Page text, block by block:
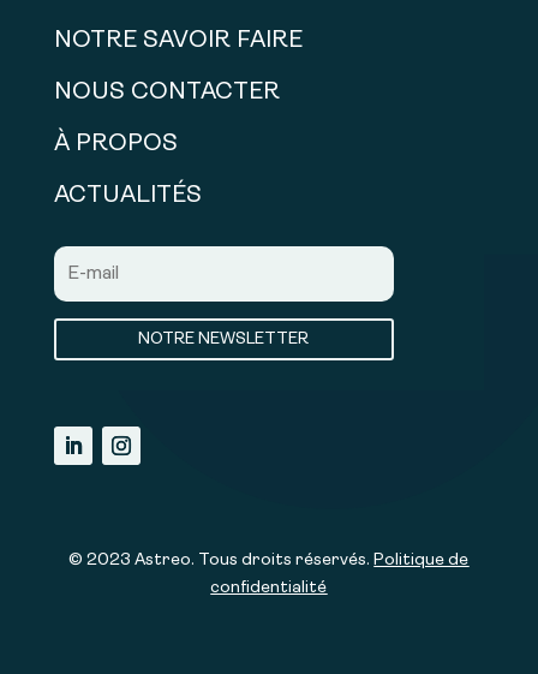
NOTRE SAVOIR FAIRE
NOUS CONTACTER
À PROPOS
ACTUALITÉS
NOTRE NEWSLETTER
© 2023 Astreo. Tous droits réservés. Politique de
confidentialité